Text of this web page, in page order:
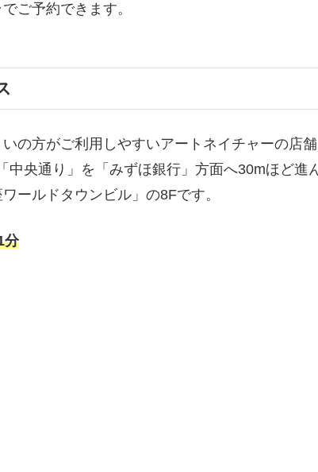
ご予約できます。
の方がご利用しやすいアートネイチャーの店舗
央通り」を「みずほ銀行」方面へ30mほど進
ールドタウンビル」の8Fです。
分